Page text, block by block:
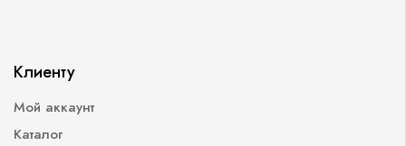
Клиенту
Мой аккаунт
Каталог